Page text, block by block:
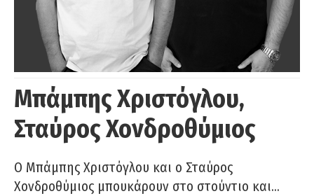
Μπάμπης Χριστόγλου,
Σταύρος Χονδροθύμιος
O Μπάμπης Χριστόγλου και ο Σταύρος
Χονδροθύμιος μπουκάρουν στο στούντιο και…